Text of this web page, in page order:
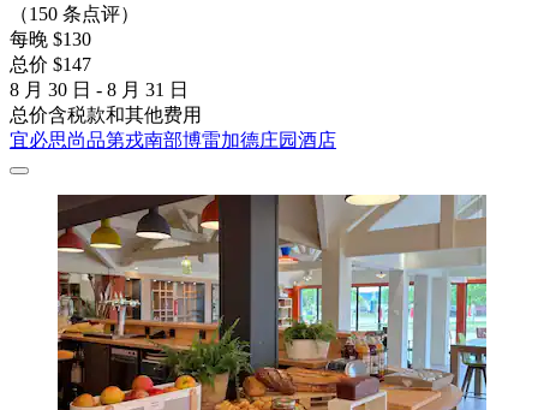
（150 条点评）
每晚 $130
总价 $147
8 月 30 日 - 8 月 31 日
总价含税款和其他费用
宜必思尚品第戎南部博雷加德庄园酒店